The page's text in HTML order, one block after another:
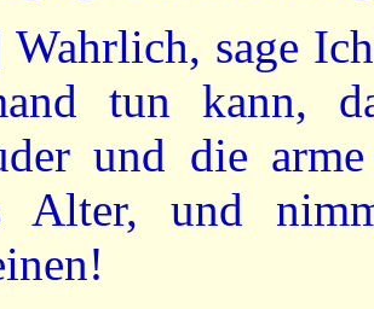
Wahrlich, sage
tun kann,
und die
Alter, und